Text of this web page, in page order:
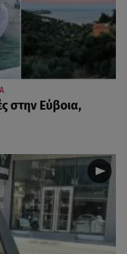
στην Εύβοια,